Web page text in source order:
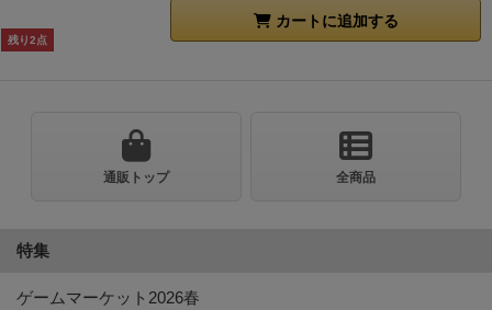
残り2点
カートに追加する
通販トップ 全商品
特集
ゲームマーケット2026春